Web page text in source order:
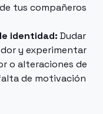
tus compañeros
identidad: Dudar
y experimentar
o alteraciones de
de motivación